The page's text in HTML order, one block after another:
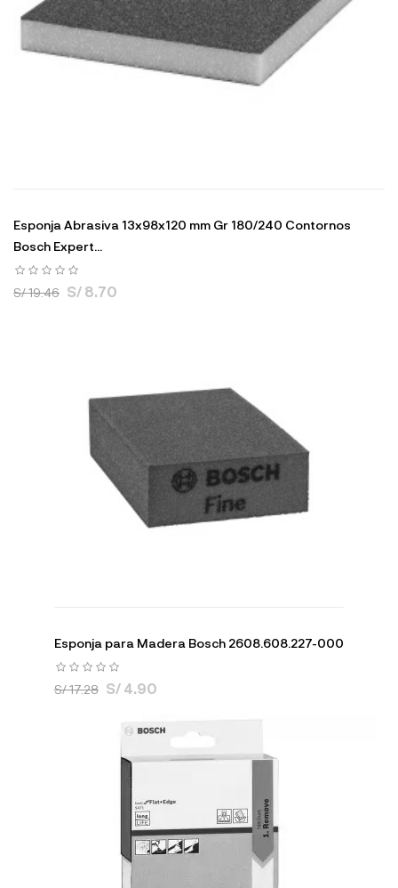
Esponja Abrasiva 13x98x120 mm Gr 180/240 Contornos
Bosch Expert...
S/ 19.46 S/ 8.70
Esponja para Madera Bosch 2608.608.227-000
S/ 17.28 S/ 4.90